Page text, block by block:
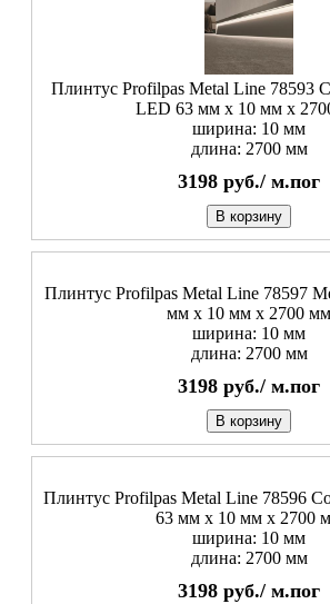
Плинтус Profilpas Metal Line 78593
LED 63 мм x 10 мм х
ширина: 10 мм
длина: 2700 мм
3198 руб./ м.пог
В корзину
Плинтус Profilpas Metal Line 78597
мм x 10 мм х 2700 мм
ширина: 10 мм
длина: 2700 мм
3198 руб./ м.пог
В корзину
Плинтус Profilpas Metal Line 78596
63 мм x 10 мм х 2700
ширина: 10 мм
длина: 2700 мм
3198 руб./ м.пог